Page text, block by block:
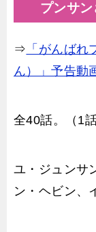
プンサ
⇒ 「がんば
ん）」予告動
全40話。（1
ユ・ジュンサ
ン・ヘビン、